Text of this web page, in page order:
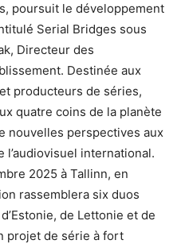
poursuit le développement
Serial Bridges sous
Directeur des
Destinée aux
producteurs de séries,
quatre coins de la planète
nouvelles perspectives aux
l’audiovisuel international.
2025 à Tallinn, en
rassemblera six duos
de Lettonie et de
projet de série à fort